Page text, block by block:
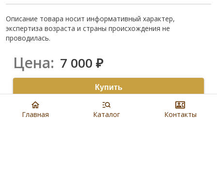
Описание товара носит информативный характер,
экспертиза возраста и страны происхождения не
проводилась.
Цена: 7 000 ₽
Купить
8 901 279 19 19
Главная Каталог Контакты